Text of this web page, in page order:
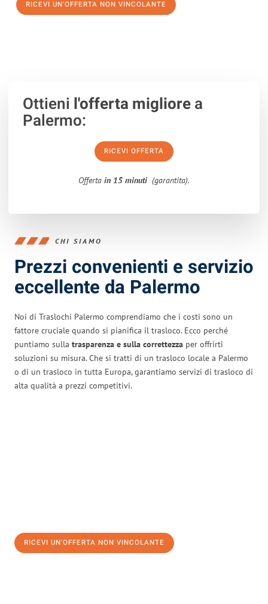
RICEVI UN'OFFERTA NON VINCOLANTE
Ottieni l'offerta migliorea
Palermo:
RICEVI OFFERTA
Offerta in 15 minuti (garantita).
CHI SIAMO
Prezzi convenienti e servizio
eccellente da Palermo
Noi di Traslochi Palermo comprendiamo che i costi sono un
fattore cruciale quando si pianifica il trasloco. Ecco perché
puntiamo sulla trasparenza e sulla correttezza per offrirti
soluzioni su misura. Che si tratti di un trasloco locale a Palermo
o di un trasloco in tutta Europa, garantiamo servizi di trasloco di
alta qualità a prezzi competitivi.
RICEVI UN'OFFERTA NON VINCOLANTE